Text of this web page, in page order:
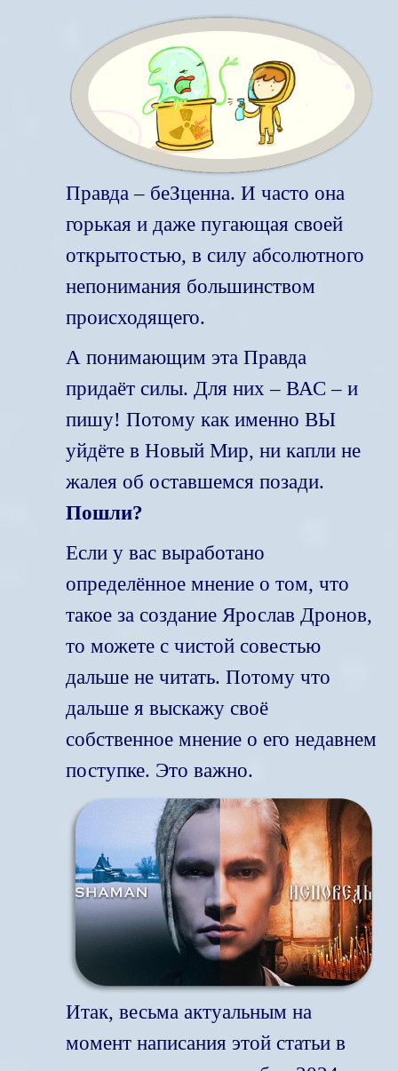
Правда – беЗценна. И часто она
горькая и даже пугающая своей
открытостью, в силу абсолютного
непонимания большинством
происходящего.
А понимающим эта Правда
придаёт силы. Для них – ВАС – и
пишу! Потому как именно ВЫ
уйдёте в Новый Мир, ни капли не
жалея об оставшемся позади.
Пошли?
Если у вас выработано
определённое мнение о том, что
такое за создание Ярослав Дронов,
то можете с чистой совестью
дальше не читать. Потому что
дальше я выскажу своё
собственное мнение о его недавнем
поступке. Это важно.
Итак, весьма актуальным на
момент написания этой статьи в